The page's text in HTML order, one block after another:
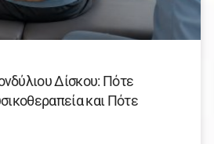
Δίσκου: Πότε
και Πότε